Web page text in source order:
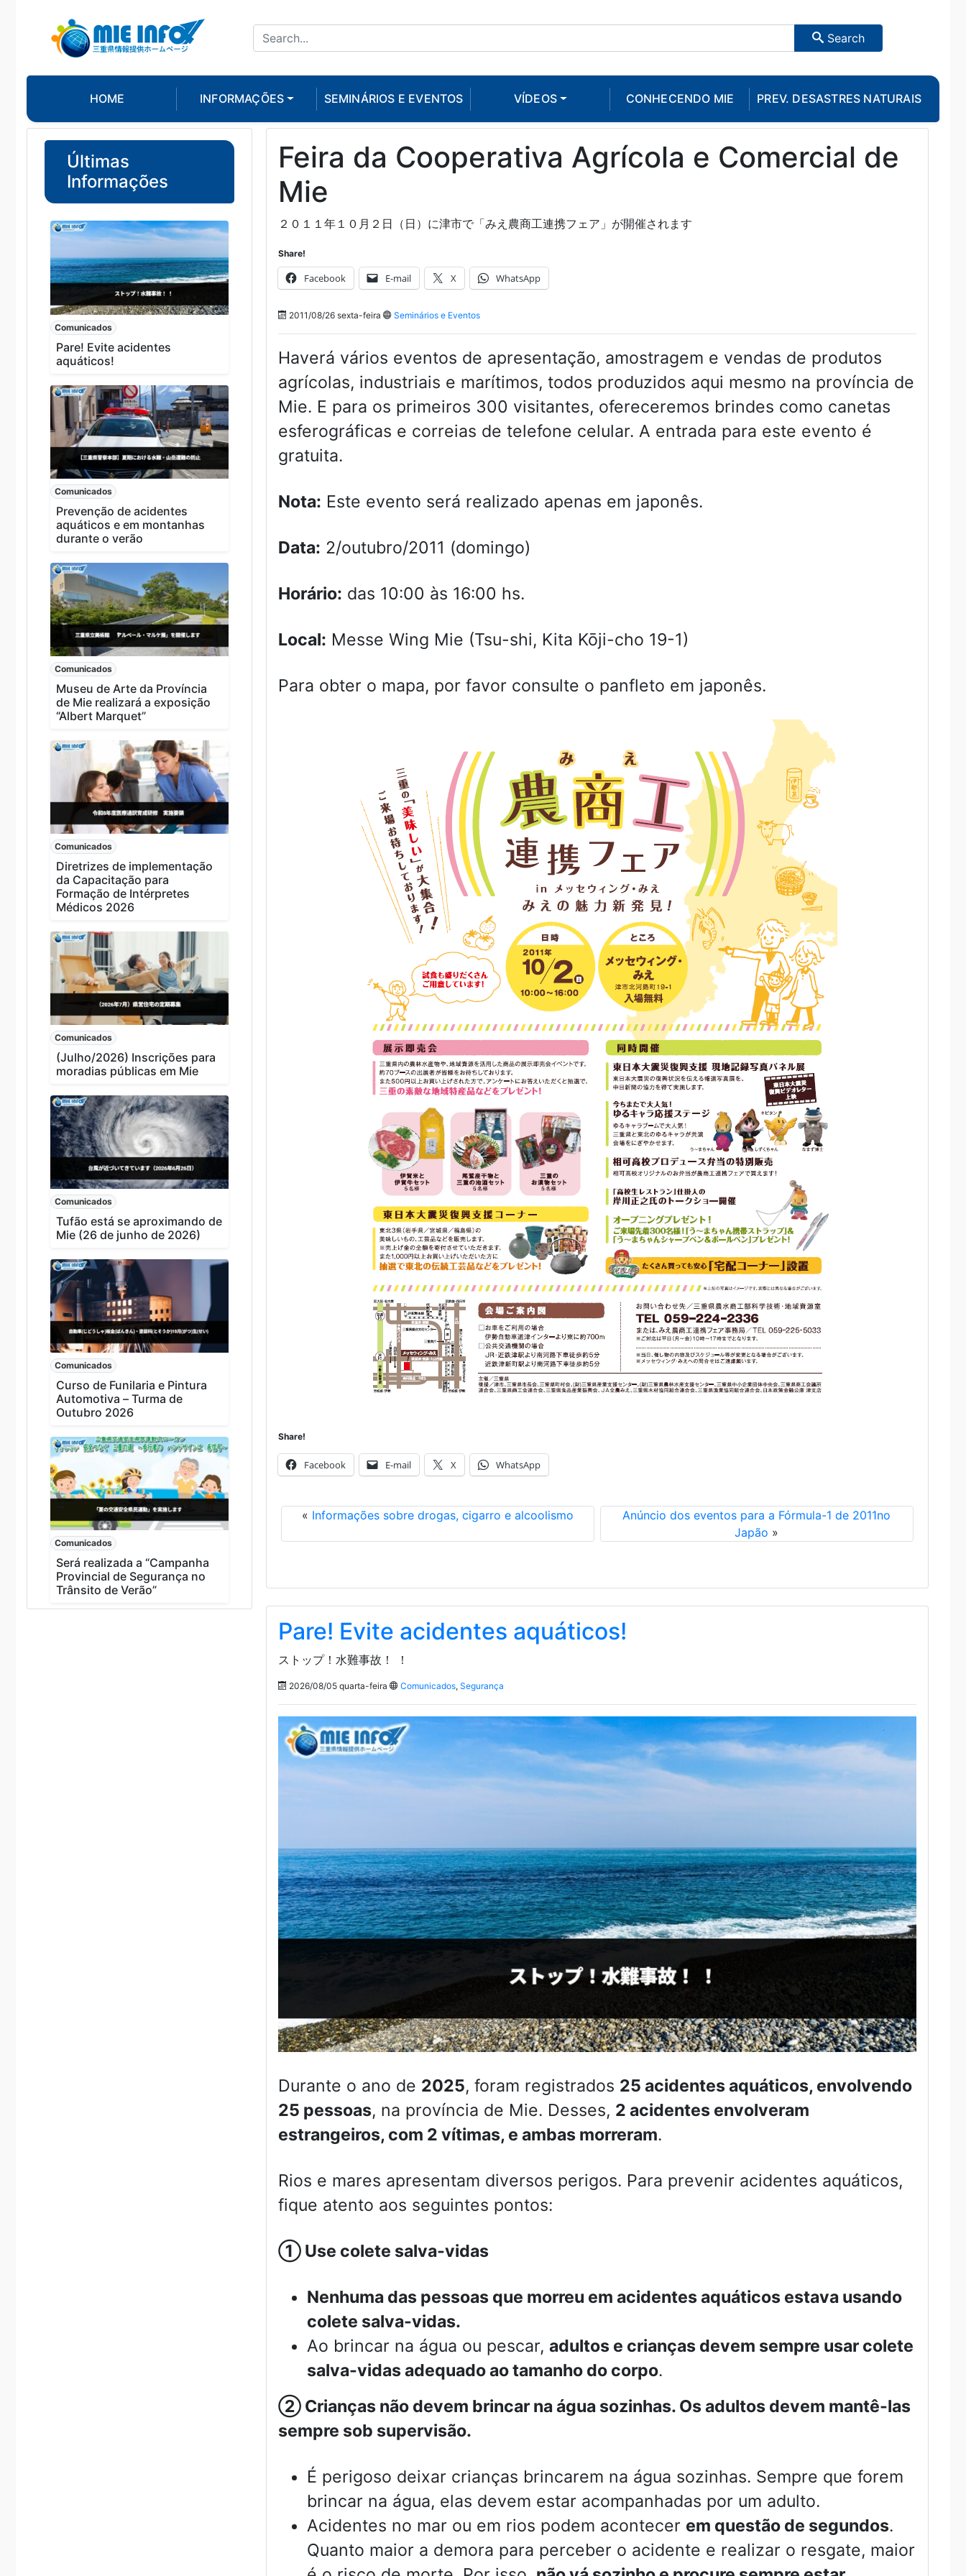
Search
HOME INFORMAÇÕES SEMINÁRIOS E EVENTOS VÍDEOS CONHECENDO MIE PREV. DESASTRES NATURAIS
Últimas
Informações
Comunicados
Pare! Evite acidentes
aquáticos!
Comunicados
Prevenção de acidentes
aquáticos e em montanhas
durante o verão
Comunicados
Museu de Arte da Província
de Mie realizará a exposição
“Albert Marquet”
Comunicados
Diretrizes de implementação
da Capacitação para
Formação de Intérpretes
Médicos 2026
Comunicados
(Julho/2026) Inscrições para
moradias públicas em Mie
Comunicados
Tufão está se aproximando de
Mie (26 de junho de 2026)
Comunicados
Curso de Funilaria e Pintura
Automotiva – Turma de
Outubro 2026
Comunicados
Será realizada a “Campanha
Provincial de Segurança no
Trânsito de Verão”
Feira da Cooperativa Agrícola e Comercial de
Mie
２０１１年１０月２日（日）に津市で「みえ農商工連携フェア」が開催されます
Share!
Facebook E-mail X WhatsApp
2011/08/26 sexta-feira Seminários e Eventos
Haverá vários eventos de apresentação, amostragem e vendas de produtos
agrícolas, industriais e marítimos, todos produzidos aqui mesmo na província de
Mie. E para os primeiros 300 visitantes, ofereceremos brindes como canetas
esferográficas e correias de telefone celular. A entrada para este evento é
gratuita.
Nota: Este evento será realizado apenas em japonês.
Data: 2/outubro/2011 (domingo)
Horário: das 10:00 às 16:00 hs.
Local: Messe Wing Mie (Tsu-shi, Kita Kōji-cho 19-1)
Para obter o mapa, por favor consulte o panfleto em japonês.
Share!
Facebook E-mail X WhatsApp
« Informações sobre drogas, cigarro e alcoolismo
Anúncio dos eventos para a Fórmula-1 de 2011no
Japão »
Pare! Evite acidentes aquáticos!
ストップ！水難事故！ ！
2026/08/05 quarta-feira Comunicados, Segurança
Durante o ano de 2025, foram registrados 25 acidentes aquáticos, envolvendo
25 pessoas, na província de Mie. Desses, 2 acidentes envolveram
estrangeiros, com 2 vítimas, e ambas morreram.
Rios e mares apresentam diversos perigos. Para prevenir acidentes aquáticos,
fique atento aos seguintes pontos:
①Use colete salva-vidas
Nenhuma das pessoas que morreu em acidentes aquáticos estava usando
colete salva-vidas.
Ao brincar na água ou pescar, adultos e crianças devem sempre usar colete
salva-vidas adequado ao tamanho do corpo.
②Crianças não devem brincar na água sozinhas. Os adultos devem mantê-las
sempre sob supervisão.
É perigoso deixar crianças brincarem na água sozinhas. Sempre que forem
brincar na água, elas devem estar acompanhadas por um adulto.
Acidentes no mar ou em rios podem acontecer em questão de segundos.
Quanto maior a demora para perceber o acidente e realizar o resgate, maior